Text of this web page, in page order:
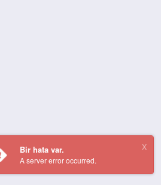
Bir hata var.
A server error occurred.